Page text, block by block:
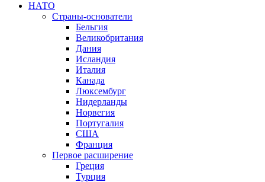
НАТО
Страны-основатели
Бельгия
Великобритания
Дания
Исландия
Италия
Канада
Люксембург
Нидерланды
Норвегия
Португалия
США
Франция
Первое расширение
Греция
Турция